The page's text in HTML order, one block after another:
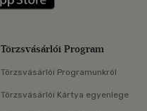
Törzsvásárlói Program
Törzsvásárlói Programunkról
Törzsvásárlói Kártya egyenlege